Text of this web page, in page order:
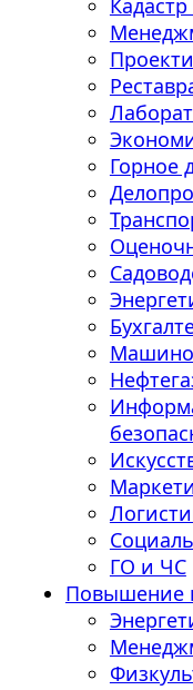
Горное
ГО и ЧС
Повышение